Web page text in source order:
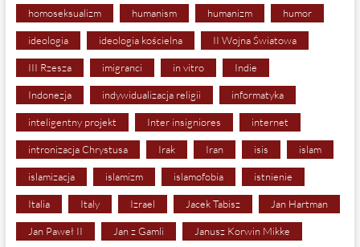
homoseksualizm humanism humanizm humor
ideologia ideologia kościelna II Wojna Światowa
III Rzesza imigranci in vitro Indie
Indonezja indywidualizacja religii informatyka
inteligentny projekt Inter insigniores internet
intronizacja Chrystusa Irak Iran isis islam
islamizacja islamizm islamofobia istnienie
Italia Italy Izrael Jacek Tabisz Jan Hartman
Jan Paweł II Jan z Gamli Janusz Korwin Mikke